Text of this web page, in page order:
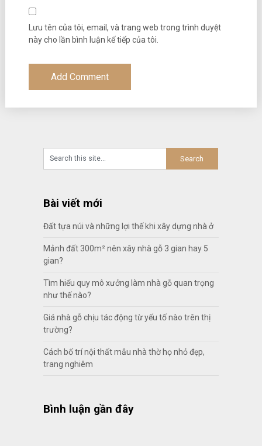
Lưu tên của tôi, email, và trang web trong trình duyệt
này cho lần bình luận kế tiếp của tôi.
Bài viết mới
Đất tựa núi và những lợi thế khi xây dựng nhà ở
Mảnh đất 300m² nên xây nhà gỗ 3 gian hay 5
gian?
Tìm hiểu quy mô xưởng làm nhà gỗ quan trọng
như thế nào?
Giá nhà gỗ chịu tác động từ yếu tố nào trên thị
trường?
Cách bố trí nội thất mẫu nhà thờ họ nhỏ đẹp,
trang nghiêm
Bình luận gần đây